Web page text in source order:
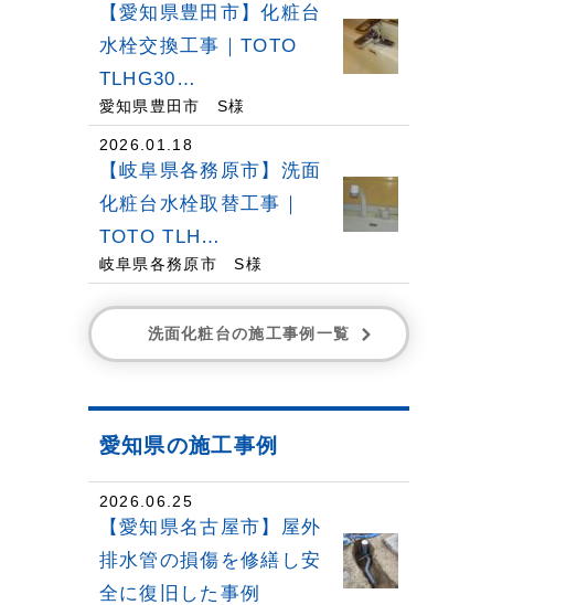
【愛知県豊田市】化粧台
水栓交換工事｜TOTO
TLHG30…
愛知県豊田市 S様
2026.01.18
【岐阜県各務原市】洗面
化粧台水栓取替工事｜
TOTO TLH…
岐阜県各務原市 S様
洗面化粧台の施工事例一覧
愛知県の施工事例
2026.06.25
【愛知県名古屋市】屋外
排水管の損傷を修繕し安
全に復旧した事例